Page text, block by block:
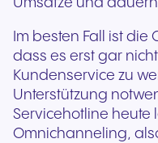
Im besten Fall ist die
dass es erst gar
Kundenservice zu
Unterstützung
Servicehotline heute
Omnichanneling,